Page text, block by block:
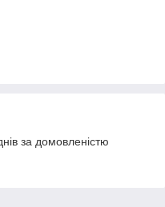
за домовленістю